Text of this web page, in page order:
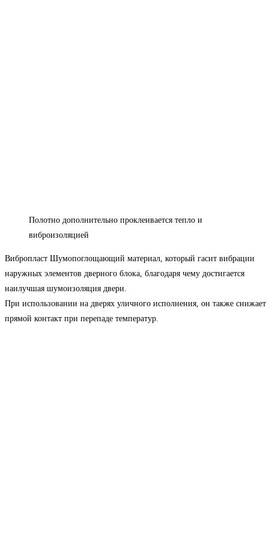
Полотно дополнительно проклеивается тепло и
виброизоляцией
Вибропласт Шумопоглощающий материал, который гасит вибрации
наружных элементов дверного блока, благодаря чему достигается
наилучшая шумоизоляция двери.
При использовании на дверях уличного исполнения, он также снижает
прямой контакт при перепаде температур.